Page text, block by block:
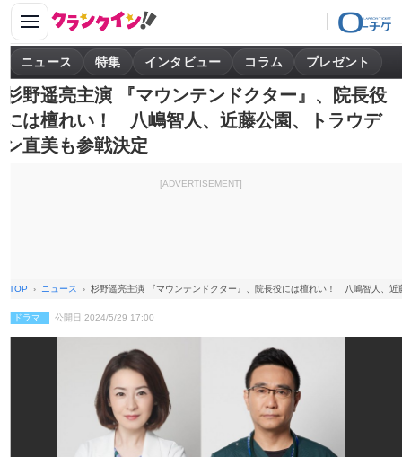
ニュース 特集 インタビュー コラム プレゼント
杉野遥亮主演 『マウンテンドクター』、院長役
には檀れい！ 八嶋智人、近藤公園、トラウデ
ン直美も参戦決定
[ADVERTISEMENT]
TOP ニュース 杉野遥亮主演 『マウンテンドクター』、院長役には檀れい！ 八嶋智人、近
ドラマ 公開日 2024/5/29 17:00